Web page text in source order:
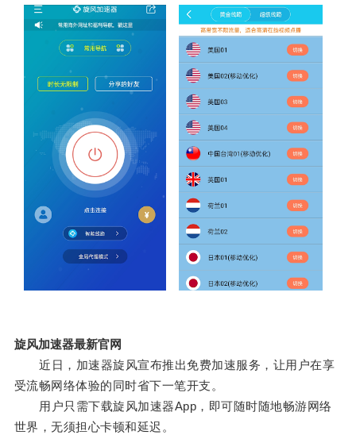
旋风加速器最新官网
近日，加速器旋风宣布推出免费加速服务，让用户在享
受流畅网络体验的同时省下一笔开支。
用户只需下载旋风加速器App，即可随时随地畅游网络
世界，无须担心卡顿和延迟。